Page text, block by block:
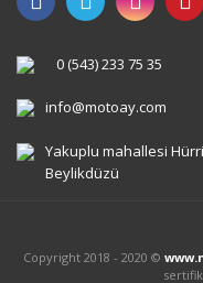
0 (543) 233 75 35
info@motoay.com
Yakuplu mahallesi
Beylikdüzü
Copyright 2018 - 2020 ©